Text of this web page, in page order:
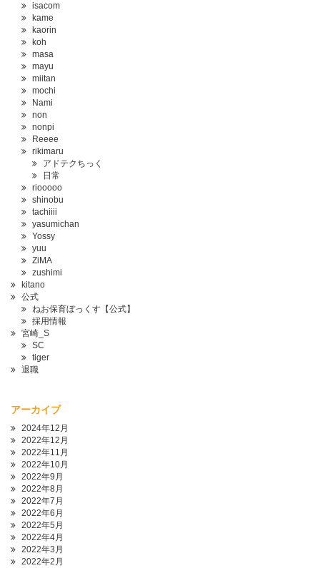
isacom
kame
kaorin
koh
masa
mayu
miitan
mochi
Nami
non
nonpi
Reeee
rikimaru
アドテクちっく
日常
riooooo
shinobu
tachiiii
yasumichan
Yossy
yuu
ZiMA
zushimi
kitano
公式
ねお保育ぼっくす【公式】
採用情報
宮崎_S
SC
tiger
退職
アーカイブ
2024年12月
2022年12月
2022年11月
2022年10月
2022年9月
2022年8月
2022年7月
2022年6月
2022年5月
2022年4月
2022年3月
2022年2月